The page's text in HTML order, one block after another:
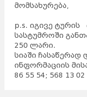
მომსახურება,
p.s. იგივე
სასტუმროში
250 ლარი.
სიაში
ინფორმაციის
86 55 54; 568 13 02